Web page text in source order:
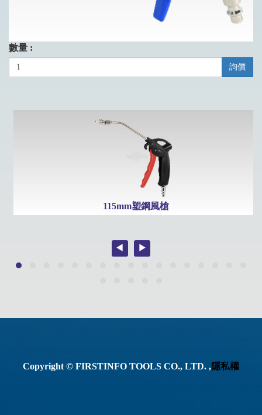
數量 :
詢價
115mm塑鋼風槍
Copyright © FIRSTINFO TOOLS CO., LTD. ,隱私權